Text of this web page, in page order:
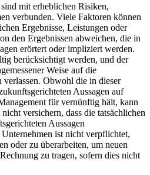
mit erheblichen Risiken,
verbunden. Viele Faktoren können
Ergebnisse, Leistungen oder
den Ergebnissen abweichen, die in
erörtert oder impliziert werden.
berücksichtigt werden, und der
Weise auf die
verlassen. Obwohl die in dieser
Aussagen auf
für vernünftig hält, kann
versichern, dass die tatsächlichen
Aussagen
ist nicht verpflichtet,
oder zu überarbeiten, um neuen
zu tragen, sofern dies nicht